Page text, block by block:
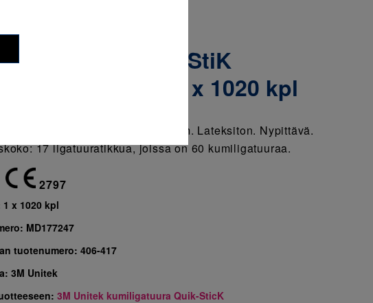
AlastiK QuiK-StiK
A-1 Kirkas 1 x 1020 kpl
kumiligatuura. Koko A-1, 3,2 mm. Lateksiton. Nypittävä.
17 ligatuuratikkua, joissa on 60 kumiligatuuraa.
2797
1 x 1020 kpl
MD177247
tuotenumero:406-417
3M Unitek
3M Unitek kumiligatuura Quik-SticK